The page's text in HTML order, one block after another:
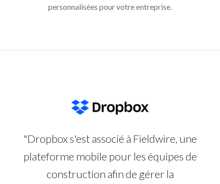
personnalisées pour votre entreprise.
"Dropbox s'est associé à Fieldwire, une
plateforme mobile pour les équipes de
construction afin de gérer la